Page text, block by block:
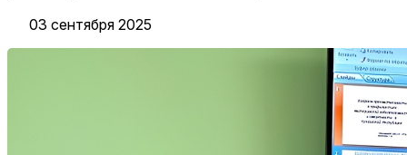
03 сентября 2025